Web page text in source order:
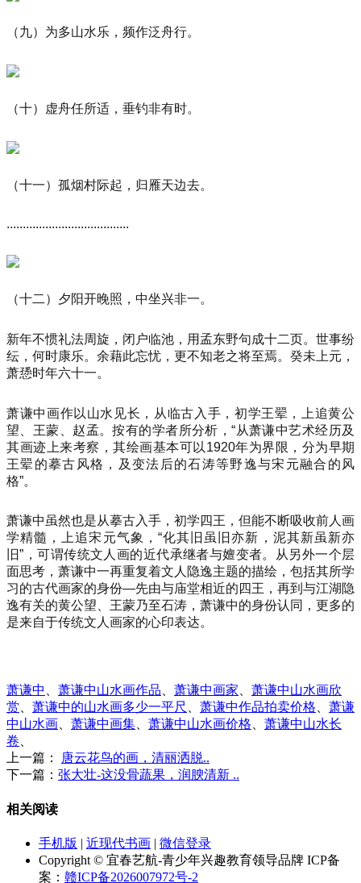
（九）为多山水乐，频作泛舟行。
（十）虚舟任所适，垂钓非有时。
（十一）孤烟村际起，归雁天边去。
......................................
（十二）夕阳开晚照，中坐兴非一。
新年不惯礼法周旋，闭户临池，用孟东野句成十二页。世事纷
纭，何时康乐。余藉此忘忧，更不知老之将至焉。癸未上元，
萧愻时年六十一。
萧谦中画作以山水见长，从临古入手，初学王翚，上追黄公
望、王蒙、赵孟。按有的学者所分析，“从萧谦中艺术经历及
其画迹上来考察，其绘画基本可以1920年为界限，分为早期
王翚的摹古风格，及变法后的石涛等野逸与宋元融合的风
格”。
萧谦中虽然也是从摹古入手，初学四王，但能不断吸收前人画
学精髓，上追宋元气象，“化其旧虽旧亦新，泥其新虽新亦
旧”，可谓传统文人画的近代承继者与嬗变者。从另外一个层
面思考，萧谦中一再重复着文人隐逸主题的描绘，包括其所学
习的古代画家的身份—先由与庙堂相近的四王，再到与江湖隐
逸有关的黄公望、王蒙乃至石涛，萧谦中的身份认同，更多的
是来自于传统文人画家的心印表达。
萧谦中 萧谦中山水画作品 萧谦中画家
萧谦中山水画欣
赏
萧谦中的山水画多少一平尺 萧谦中作品拍卖价格
萧谦
中山水画
萧谦中画集 萧谦中山水画价格
萧谦中山水长
卷
上一篇：
唐云花鸟的画，清丽洒脱..
下一篇： 张大壮-这没骨蔬果，润腴清新 ..
相关阅读
手机版 | 近现代书画 | 微信登录
Copyright © 宜春艺航-青少年兴趣教育领导品牌 ICP备
案： 赣ICP备2026007972号-2